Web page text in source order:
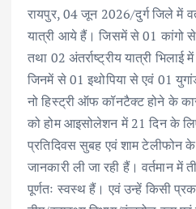
b
o
o
k
te
r
l s
A
p
p
रायपुर, 04 जून 2026/दुर्ग जिले में
यात्री आये हैं। जिसमें से 01 कांगो
तथा 02 अंतर्राष्ट्रीय यात्री
जिनमें से 01 इथोपिया से एवं 01
नो हिस्ट्री ऑफ कॉनटैक्ट होने के
को होम आइसोलेशन में 21 दिन के
प्रतिदिवस सुबह एवं शाम टेलीफोन
जानकारी ली जा रही हैं। वर्तमान में
पूर्णतः स्वस्थ हैं। एवं उन्हें किसी